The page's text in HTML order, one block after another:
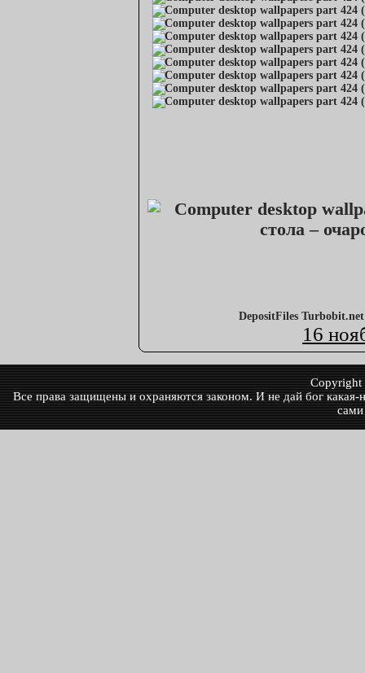
DepositFiles Turbobit.net
16
Все права защищены и охраняются законом. И не дай бог какая-
сами